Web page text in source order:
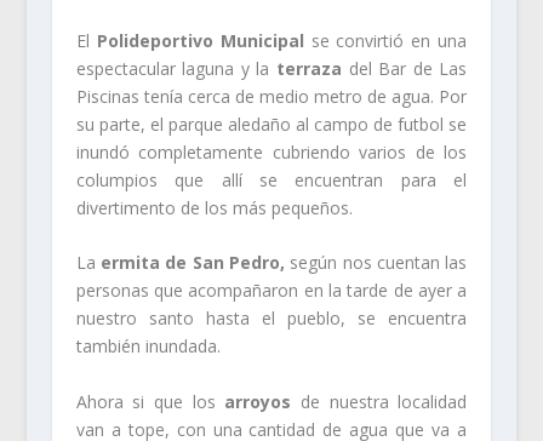
El Polideportivo Municipal se convirtió en una
espectacular laguna y la terraza del Bar de Las
Piscinas tenía cerca de medio metro de agua. Por
su parte, el parque aledaño al campo de futbol se
inundó completamente cubriendo varios de los
columpios que allí se encuentran para el
divertimento de los más pequeños.
La ermita de San Pedro, según nos cuentan las
personas que acompañaron en la tarde de ayer a
nuestro santo hasta el pueblo, se encuentra
también inundada.
Ahora si que los arroyos de nuestra localidad
van a tope, con una cantidad de agua que va a